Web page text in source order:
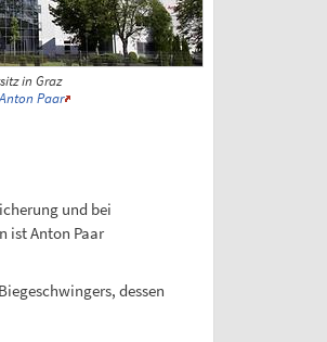
in Graz
Anton Paar
und bei
ist Anton Paar
dessen